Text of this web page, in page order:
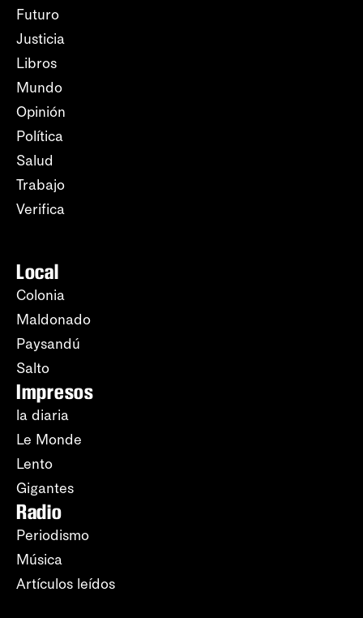
Futuro
Justicia
Libros
Mundo
Opinión
Política
Salud
Trabajo
Verifica
Local
Colonia
Maldonado
Paysandú
Salto
Impresos
la diaria
Le Monde
Lento
Gigantes
Radio
Periodismo
Música
Artículos leídos